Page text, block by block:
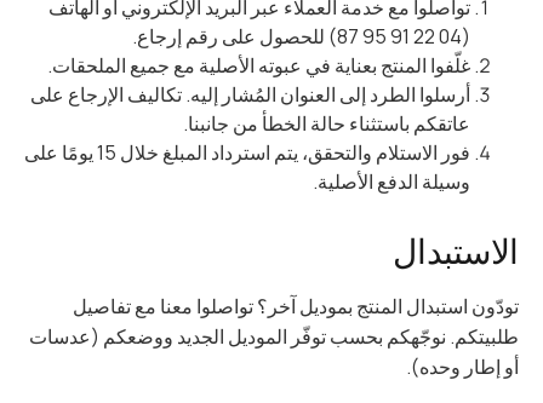
تواصلوا مع خدمة العملاء عبر البريد الإلكتروني أو الهاتف
(04 22 91 95 87) للحصول على رقم إرجاع.
غلّفوا المنتج بعناية في عبوته الأصلية مع جميع الملحقات.
أرسلوا الطرد إلى العنوان المُشار إليه. تكاليف الإرجاع على
عاتقكم باستثناء حالة الخطأ من جانبنا.
فور الاستلام والتحقق، يتم استرداد المبلغ خلال 15 يومًا على
وسيلة الدفع الأصلية.
الاستبدال
تودّون استبدال المنتج بموديل آخر؟ تواصلوا معنا مع تفاصيل
طلبيتكم. نوجّهكم بحسب توفّر الموديل الجديد ووضعكم (عدسات
أو إطار وحده).